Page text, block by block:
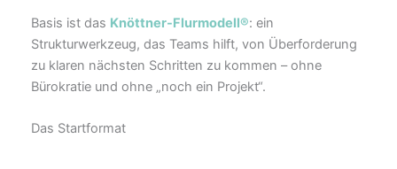
Basis ist das Knöttner-Flurmodell®: ein
Strukturwerkzeug, das Teams hilft, von Überforderung
zu klaren nächsten Schritten zu kommen – ohne
Bürokratie und ohne „noch ein Projekt“.
Das Startformat